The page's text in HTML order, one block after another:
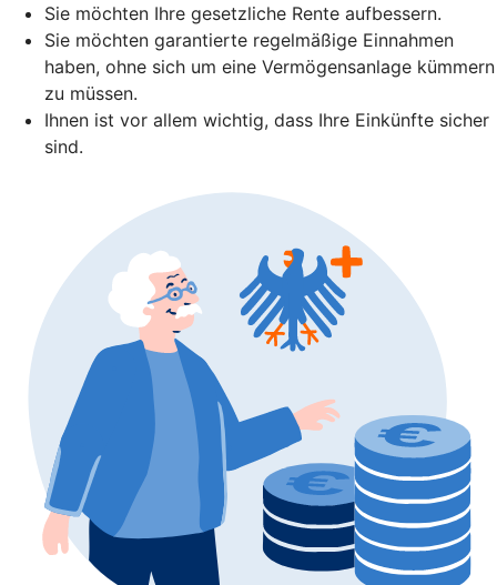
Sie möchten Ihre gesetzliche Rente aufbessern.
Sie möchten garantierte regelmäßige Einnahmen
haben, ohne sich um eine Vermögensanlage kümmern
zu müssen.
Ihnen ist vor allem wichtig, dass Ihre Einkünfte sicher
sind.